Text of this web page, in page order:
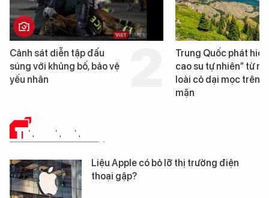
Cảnh sát diễn tập đấu
súng với khủng bố, bảo vệ
yếu nhân
Trung Quốc phát hiện
cao su tự nhiên” từ
loài cỏ dại mọc trên
mặn
TIN CÔNG NGHỆ
Liệu Apple có bỏ lỡ thị trường điện
thoại gập?